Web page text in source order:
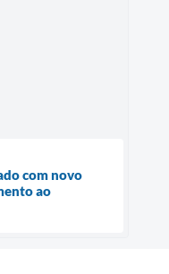
com novo
ao